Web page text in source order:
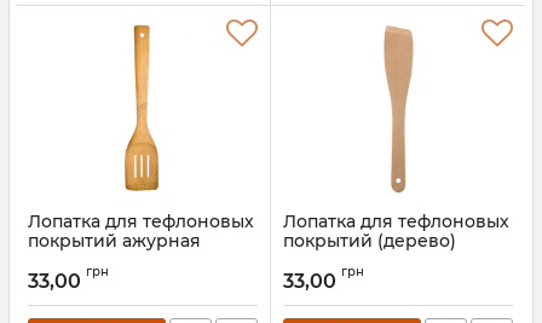
Лопатка для тефлоновых
покрытий ажурная
Артикул: 90074
33,00 грн
Лопатка для тефлоновых
покрытий (дерево)
Артикул: 90067
33,00 грн